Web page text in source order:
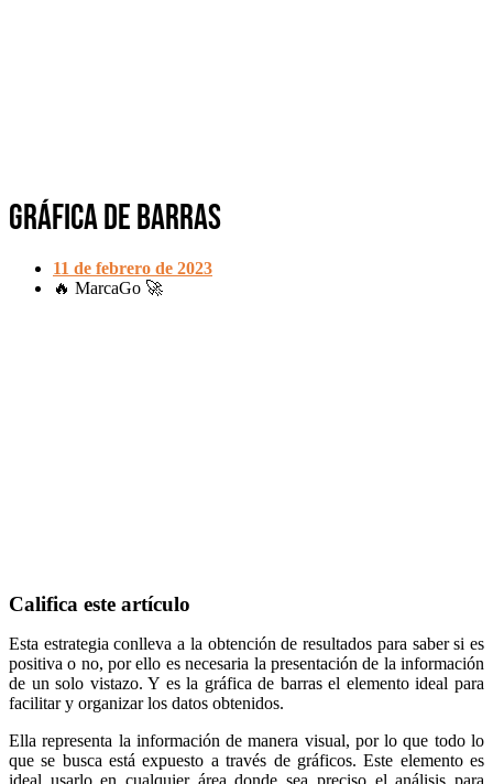
Gráfica de Barras
11 de febrero de 2023
🔥 MarcaGo 🚀
Califica este artículo
Esta estrategia conlleva a la obtención de resultados para saber si es
positiva o no, por ello es necesaria la presentación de la información
de un solo vistazo. Y es la gráfica de barras el elemento ideal para
facilitar y organizar los datos obtenidos.
Ella representa la información de manera visual, por lo que todo lo
que se busca está expuesto a través de gráficos. Este elemento es